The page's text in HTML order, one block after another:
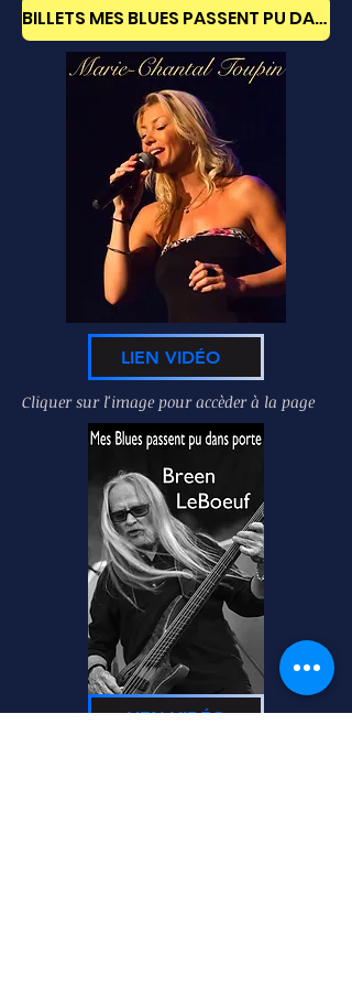
BILLETS MES BLUES PASSENT PU DANS PORTE
LIEN VIDÉO
Cliquer sur l'image pour accèder à la page
LIEN VIDÉO